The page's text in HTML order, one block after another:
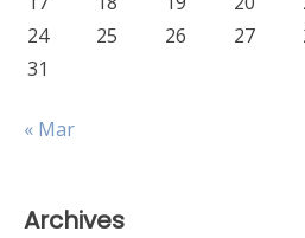
24
25 26 27
31
« Mar
Archives